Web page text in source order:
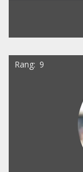
Rang 9